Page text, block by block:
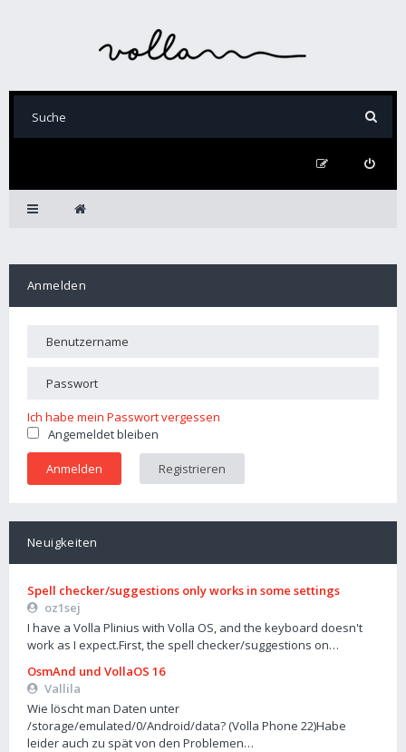
Anmelden
Ich habe mein Passwort vergessen
Angemeldet bleiben
Registrieren
Neuigkeiten
Spell checker/suggestions only works in some settings
oz1sej
I have a Volla Plinius with Volla OS, and the keyboard doesn't
work as I expect.First, the spell checker/suggestions on…
OsmAnd und VollaOS 16
Vallila
Wie löscht man Daten unter
/storage/emulated/0/Android/data? (Volla Phone 22)Habe
leider auch zu spät von den Problemen…